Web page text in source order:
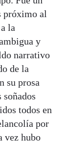
próximo al
la
y
narrativo
de la
su prosa
soñados
todos en
por
vez hubo